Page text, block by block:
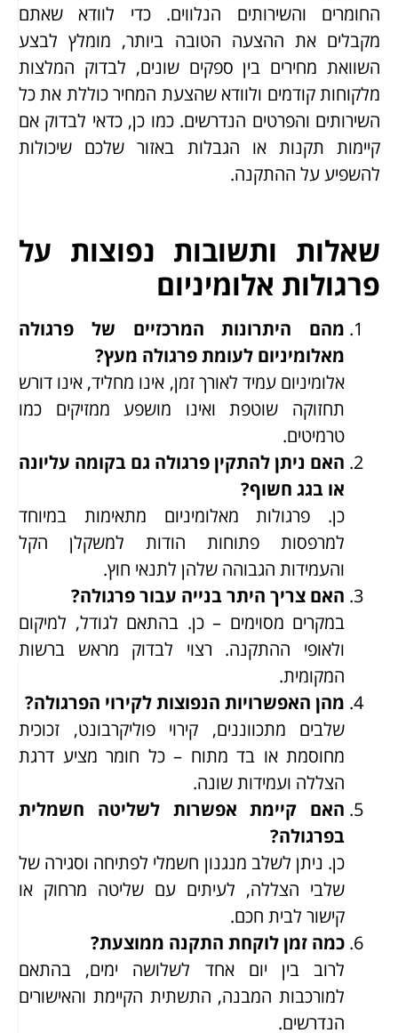
החומרים והשירותים הנלווים. כדי לוודא שאתם
מקבלים את ההצעה הטובה ביותר, מומלץ לבצע
השוואת מחירים בין ספקים שונים, לבדוק המלצות
מלקוחות קודמים ולוודא שהצעת המחיר כוללת את כל
השירותים והפרטים הנדרשים. כמו כן, כדאי לבדוק אם
קיימות תקנות או הגבלות באזור שלכם שיכולות
להשפיע על ההתקנה.
שאלות ותשובות נפוצות על
פרגולות אלומיניום
מהם היתרונות המרכזיים של פרגולה
מאלומיניום לעומת פרגולה מעץ?
אלומיניום עמיד לאורך זמן, אינו מחליד, אינו דורש
תחזוקה שוטפת ואינו מושפע ממזיקים כמו
טרמיטים.
האם ניתן להתקין פרגולה גם בקומה עליונה
או בגג חשוף?
כן. פרגולות מאלומיניום מתאימות במיוחד
למרפסות פתוחות הודות למשקלן הקל
והעמידות הגבוהה שלהן לתנאי חוץ.
האם צריך היתר בנייה עבור פרגולה?
במקרים מסוימים – כן. בהתאם לגודל, למיקום
ולאופי ההתקנה. רצוי לבדוק מראש ברשות
המקומית.
מהן האפשרויות הנפוצות לקירוי הפרגולה?
שלבים מתכווננים, קירוי פוליקרבונט, זכוכית
מחוסמת או בד מתוח – כל חומר מציע דרגת
הצללה ועמידות שונה.
האם קיימת אפשרות לשליטה חשמלית
בפרגולה?
כן. ניתן לשלב מנגנון חשמלי לפתיחה וסגירה של
שלבי הצללה, לעיתים עם שליטה מרחוק או
קישור לבית חכם.
כמה זמן לוקחת התקנה ממוצעת?
לרוב בין יום אחד לשלושה ימים, בהתאם
למורכבות המבנה, התשתית הקיימת והאישורים
הנדרשים.